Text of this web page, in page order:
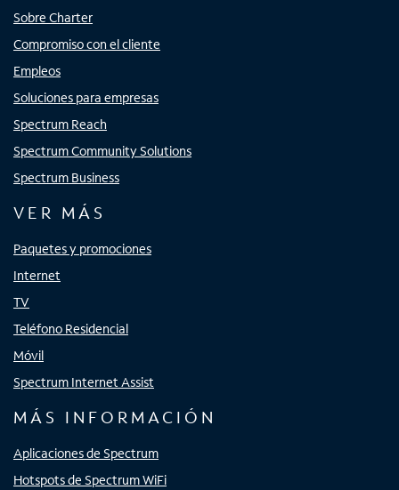
Sobre Charter
Compromiso con el cliente
Empleos
Soluciones para empresas
Spectrum Reach
Spectrum Community Solutions
Spectrum Business
VER MÁS
Paquetes y promociones
Internet
TV
Teléfono Residencial
Móvil
Spectrum Internet Assist
MÁS INFORMACIÓN
Aplicaciones de Spectrum
Hotspots de Spectrum WiFi